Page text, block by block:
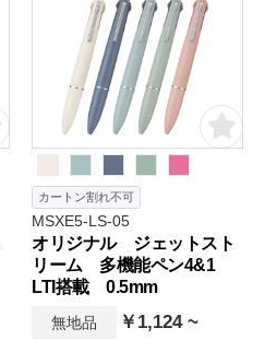
カートン割れ不可
MSXE5-LS-05
オリジナル ジェットスト
リーム 多機能ペン4&1
LTI搭載 0.5mm
無地品 ￥1,124 ~